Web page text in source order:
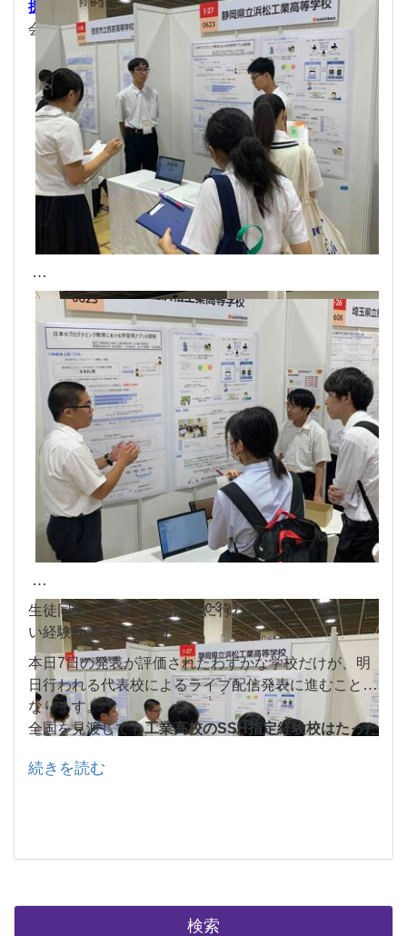
援アプリケーション「Uuring」に関しても、実際に
会場に展示し、来場者の方々に試用して頂きました。
生徒同士の質疑応答も活発に行われており、非常に良
い経験ができています。
本日7日の発表が評価されたわずかな学校だけが、明
日行われる代表校によるライブ配信発表に進むことに
なります。
全国を見渡しても工業高校のSSH指定経験校はたった
らく浜工のみ
続きを読む
検索